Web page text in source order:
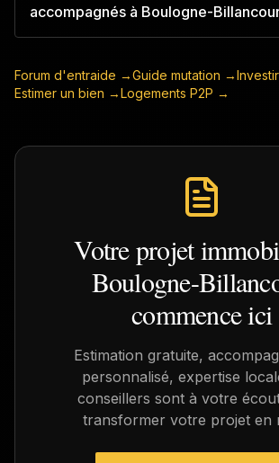
accompagnés à Boulogne-
Forum d'entraide →Guide mutation →
Estimer un bien →Logements P2P →
Votre projet
Boulogne-
commence ici
Estimation gratuite,
personnalisé, expertise
conseillers sont à votre
transformer votre projet en